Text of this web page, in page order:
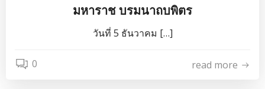
มหาราช บรมนาถบพิตร
วันที่ 5 ธันวาคม […]
0 read more